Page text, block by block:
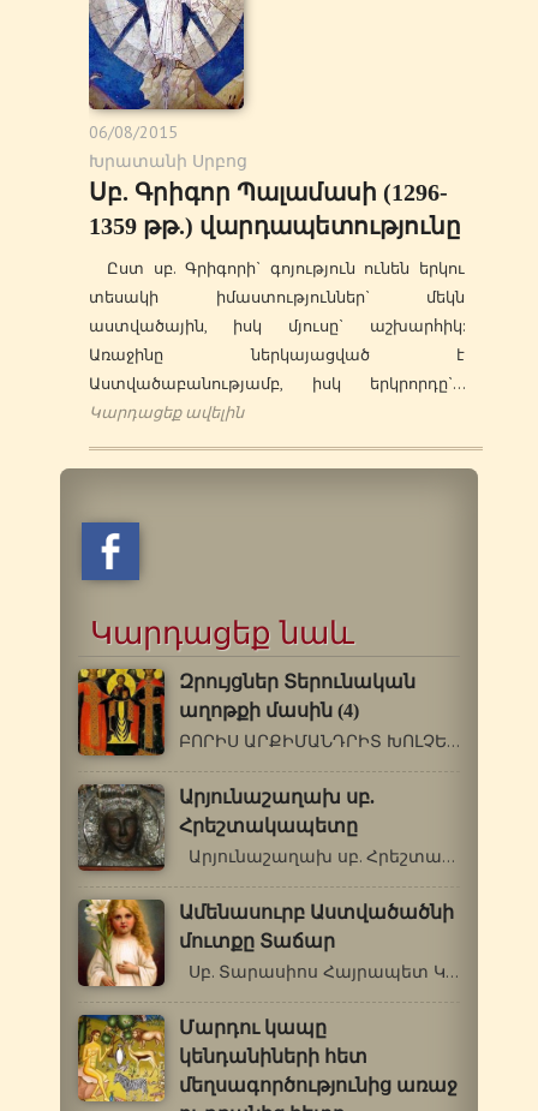
06/08/2015
Խրատանի Սրբոց
Սբ. Գրիգոր Պալամասի (1296-
1359 թթ.) վարդապետությունը
Ըստ սբ. Գրիգորի` գոյություն ունեն երկու
տեսակի իմաստություններ` մեկն
աստվածային, իսկ մյուսը` աշխարհիկ:
Առաջինը ներկայացված է
Աստվածաբանությամբ, իսկ երկրորդը`…
Կարդացեք ավելին
Կարդացեք նաև
Զրույցներ Տերունական
աղոթքի մասին (4)
ԲՈՐԻՍ ԱՐՔԻՄԱՆԴՐԻՏ ԽՈԼՉԵՎ (1895-1971 թթ.)…
Արյունաշաղախ սբ.
Հրեշտակապետը
Արյունաշաղախ սբ. Հրեշտակապետը …
Ամենասուրբ Աստվածածնի
մուտքը Տաճար
Սբ. Տարասիոս Հայրապետ Կոստանդնուպոլսի…
Մարդու կապը
կենդանիների հետ
մեղսագործությունից առաջ